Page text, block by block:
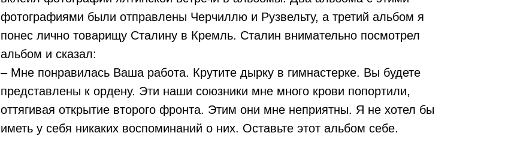
фотографиями были отправлены Черчиллю и Рузвельту, а третий альбом я
понес лично товарищу Сталину в Кремль. Сталин внимательно посмотрел
альбом и сказал:
– Мне понравилась Ваша работа. Крутите дырку в гимнастерке. Вы будете
представлены к ордену. Эти наши союзники мне много крови попортили,
оттягивая открытие второго фронта. Этим они мне неприятны. Я не хотел бы
иметь у себя никаких воспоминаний о них. Оставьте этот альбом себе.